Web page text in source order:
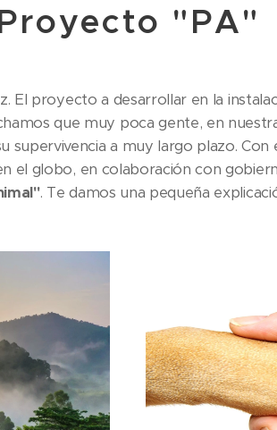
"PA"
El proyecto a desarrollar en la
que muy poca gente, en
supervivencia a muy largo plazo. Con
el globo, en colaboración con
. Te damos una pequeña